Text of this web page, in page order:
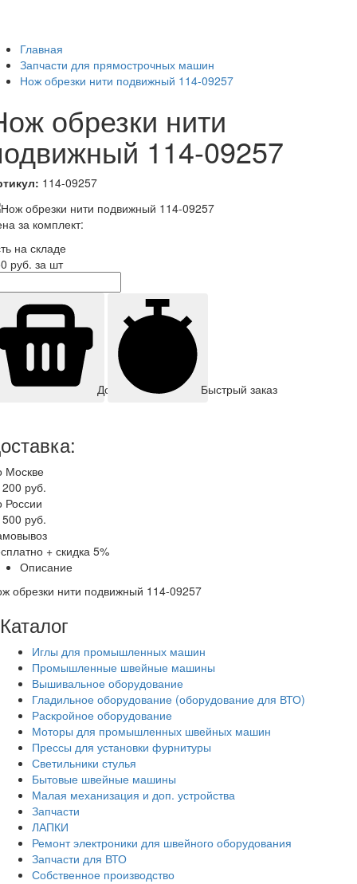
Главная
Запчасти для прямострочных машин
Нож обрезки нити подвижный 114-09257
обрезки нити
114-09257
114-09257
за комплект:
на складе
руб. за шт
Добавить корзину Быстрый заказ
Москве
200 руб.
России
500 руб.
+ скидка 5%
Описание
обрезки нити подвижный 114-09257
Каталог
Иглы для промышленных машин
Промышленные швейные машины
Вышивальное оборудование
Гладильное оборудование (оборудование для ВТО)
Раскройное оборудование
Моторы для промышленных швейных машин
Прессы для установки фурнитуры
Светильники стулья
Бытовые швейные машины
Малая механизация и доп. устройства
Запчасти
ЛАПКИ
Ремонт электроники для швейного оборудования
Запчасти для ВТО
Собственное производство